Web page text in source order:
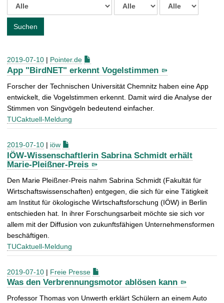
e
h
:
Suchen
2019-07-10 | Pointer.de
App "BirdNET" erkennt Vogelstimmen
Forscher der Technischen Universität Chemnitz haben eine App
entwickelt, die Vogelstimmen erkennt. Damit wird die Analyse der
Stimmen von Singvögeln bedeutend einfacher.
TUCaktuell-Meldung
2019-07-10 | iöw
IÖW-Wissenschaftlerin Sabrina Schmidt erhält
Marie-Pleißner-Preis
Den Marie Pleißner-Preis nahm Sabrina Schmidt (Fakultät für
Wirtschaftswissenschaften) entgegen, die sich für eine Tätigkeit
am Institut für ökologische Wirtschaftsforschung (IÖW) in Berlin
entschieden hat. In ihrer Forschungsarbeit möchte sie sich vor
allem mit der Diffusion von zukunftsfähigen Unternehmensformen
beschäftigen.
TUCaktuell-Meldung
2019-07-10 | Freie Presse
Was den Verbrennungsmotor ablösen kann
Professor Thomas von Unwerth erklärt Schülern an einem Auto